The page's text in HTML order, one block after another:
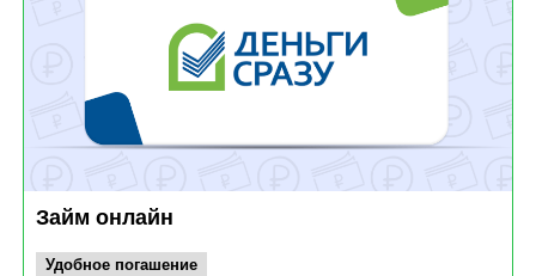
Займ онлайн
Удобное погашение